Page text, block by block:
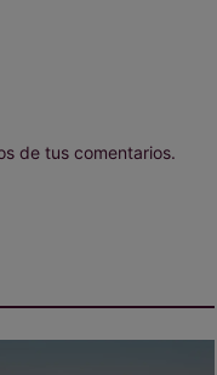
de tus comentarios.